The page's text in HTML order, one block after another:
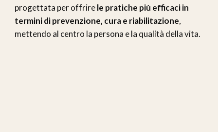
progettata per offrirele pratiche più efficaci in
termini di prevenzione, cura e riabilitazione,
mettendo al centro la persona e la qualità della vita.